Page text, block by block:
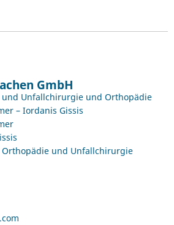
GmbH
Unfallchirurgie und Orthopädie
– Iordanis Gissis
und Unfallchirurgie